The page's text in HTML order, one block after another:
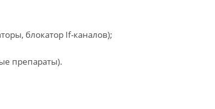
блокатор If-каналов);
препараты).